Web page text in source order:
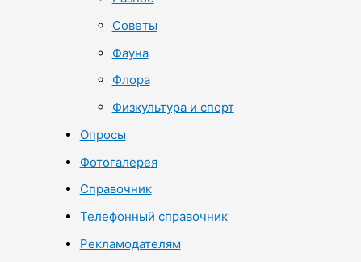
Советы
Фауна
Флора
Физкультура и спорт
Опросы
Фотогалерея
Справочник
Телефонный справочник
Рекламодателям